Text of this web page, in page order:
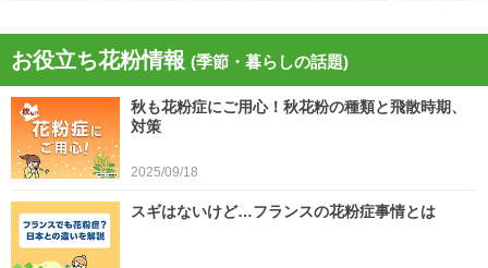
2026/04/21
今日21日は黄砂が広く飛来 花粉とのダブル影響
に注意 症状悪化や洗濯物など対策を
2026/04/21
スギ、ヒノキ花粉シーズン終了へ 東京の飛散量
お役立ち花粉情報 (季節・暮らしの話題)
秋も花粉症にご用心！秋花粉の種類と飛散時期、
対策
2025/09/18
スギはないけど…フランスの花粉症事情とは